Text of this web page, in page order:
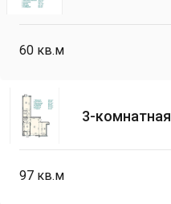
60 кв.м
3-комнатная
97 кв.м